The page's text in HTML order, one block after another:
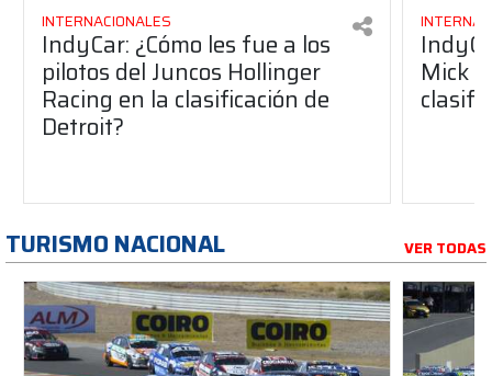
INTERNACIONALES
IndyCar: ¿Cómo les fue a los
pilotos del Juncos Hollinger
Racing en la clasificación de
Detroit?
Mick
TURISMO NACIONAL VER TODAS